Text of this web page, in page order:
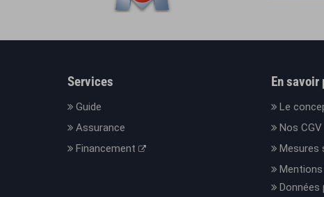
Services
Guide
Assurance
Financement
En savoir
Le
Nos CGV
Mesures
Données